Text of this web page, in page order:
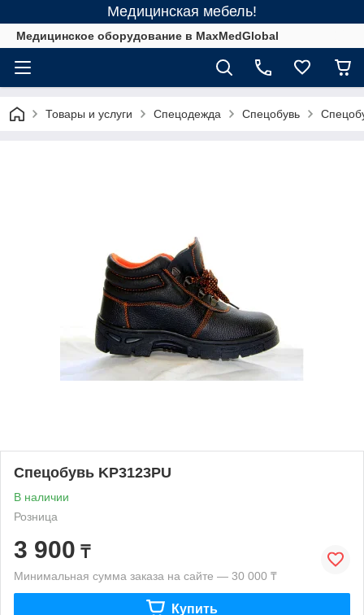
Медицинская мебель!
Медицинское оборудование в MaxMedGlobal
Товары и услуги Спецодежда Спецобувь
Спецобувь KP3123PU
В наличии
Розница
3 900 ₸
Минимальная сумма заказа на сайте — 30 000 ₸
Купить